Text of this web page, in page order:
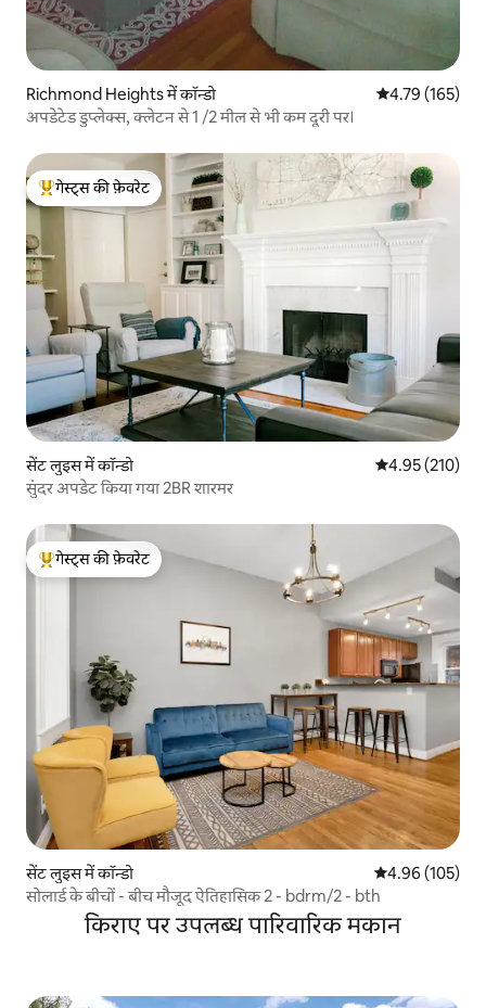
Richmond Heights में कॉन्डो औसत रेटिंग 5 में से
4.79 (165)
अपडेटेड डुप्लेक्स, क्लेटन से 1 /2 मील से भी कम दूरी पर।
गेस्ट्स का टॉप फ़ेवरेट
गेस्ट्स की फ़ेवरेट
सेंट लुइस में कॉन्डो औसत रेटिंग 5 में से
4.95 (210)
सुंदर अपडेट किया गया 2BR शारमर
गेस्ट्स का टॉप फ़ेवरेट
गेस्ट्स की फ़ेवरेट
सेंट लुइस में कॉन्डो औसत रेटिंग 5 में से
4.96 (105)
सोलार्ड के बीचों - बीच मौजूद ऐतिहासिक 2 - bdrm/2 - bth
किराए पर उपलब्ध पारिवारिक मकान